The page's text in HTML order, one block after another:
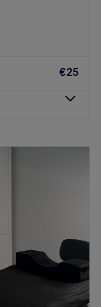
Dankzij
zowel
de
€25
19:30
Deze
van de